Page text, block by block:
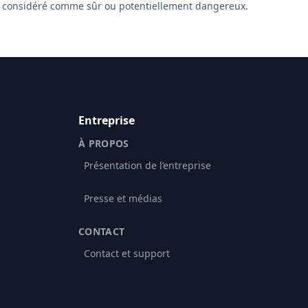
comme sûr ou potentiellement dangereux.
Entreprise
À PROPOS
Présentation de l’entreprise
Presse et médias
CONTACT
Contact et support